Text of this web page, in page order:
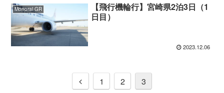
Monoral GR
【飛行機輪行】宮崎県2泊3日（1
日目）
2023.12.06
1 2 3